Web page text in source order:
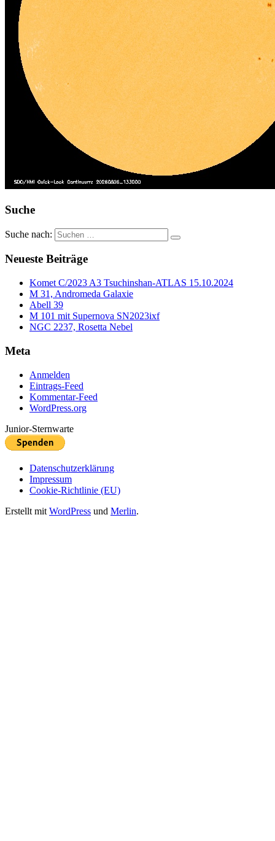
Suche
Suche nach:
Neueste Beiträge
Komet C/2023 A3 Tsuchinshan-ATLAS 15.10.2024
M 31, Andromeda Galaxie
Abell 39
M 101 mit Supernova SN2023ixf
NGC 2237, Rosetta Nebel
Meta
Anmelden
Eintrags-Feed
Kommentar-Feed
WordPress.org
Junior-Sternwarte
Datenschutzerklärung
Impressum
Cookie-Richtlinie (EU)
Erstellt mit WordPress und Merlin.